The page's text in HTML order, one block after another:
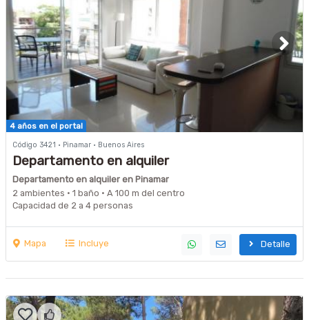
4 años en el portal
Código 3421 · Pinamar · Buenos Aires
Departamento en alquiler
Departamento en alquiler en Pinamar
2 ambientes · 1 baño · A 100 m del centro
Capacidad de 2 a 4 personas
Mapa Incluye Detalle